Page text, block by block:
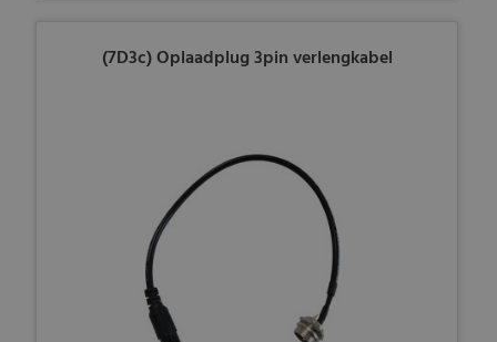
(7D3c) Oplaadplug 3pin verlengkabel